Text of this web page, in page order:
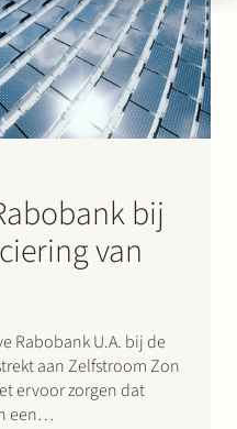
bij
van
Rabobank U.A. bij de
aan Zelfstroom Zon
ervoor zorgen dat
een